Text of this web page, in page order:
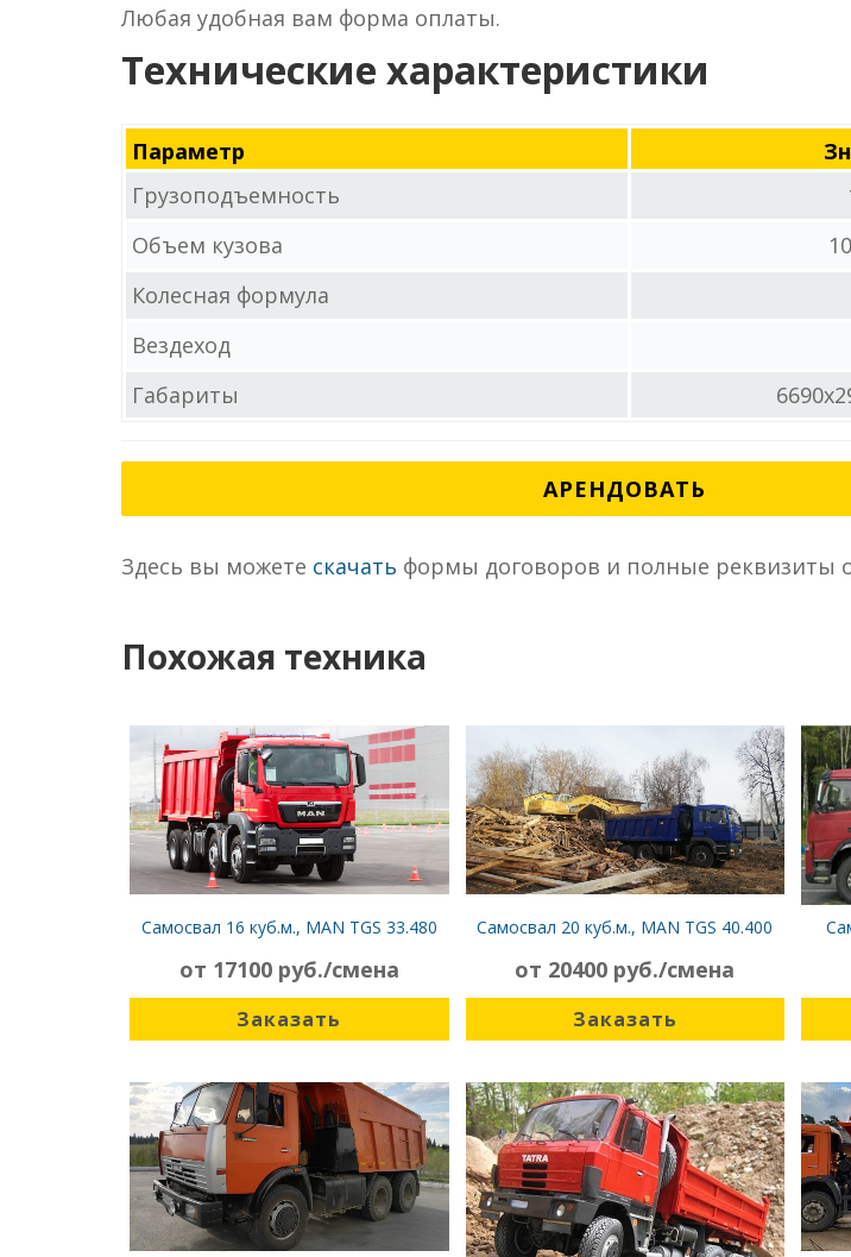
Любая удобная вам форма оплаты.
Технические характеристики
Параметр
Грузоподъемность
Объем кузова
Колесная формула
Вездеход
Габариты
АРЕНДОВАТЬ
Здесь вы можете скачать формы договоров и полные реквизиты
Похожая техника
Самосвал 16 куб.м., MAN TGS 33.480
от 17100 руб./смена
Заказать
Самосвал 20 куб.м., MAN TGS 40.400
от 20400 руб./смена
Заказать